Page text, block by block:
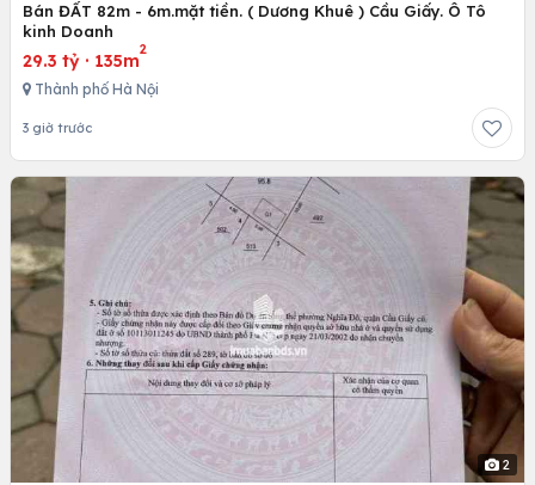
Bán ĐẤT 82m - 6m.mặt tiền. ( Dương Khuê ) Cầu Giấy. Ô Tô
kinh Doanh
29.3 tỷ · 135m
2
Thành phố Hà Nội
3 giờ trước
2